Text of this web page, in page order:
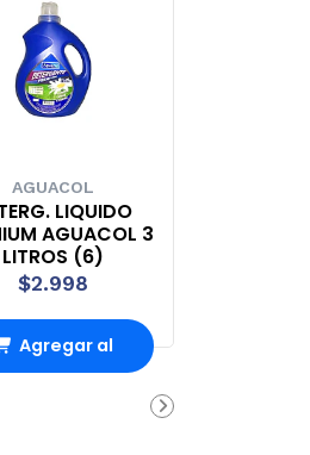
AGUACOL
LIQUIDO
AGUACOL 3
LITROS (6)
$2.998
Agregar al